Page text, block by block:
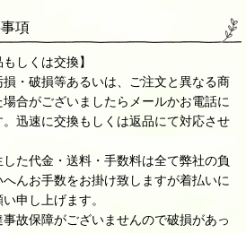
項
しくは交換】
・破損等あるいは、ご注文と異なる商
合がございましたらメールかお電話に
迅速に交換もしくは返品にて対応させ
た代金・送料・手数料は全て弊社の負
んお手数をお掛け致しますが着払いに
申し上げます。
故保障がございませんので破損があっ